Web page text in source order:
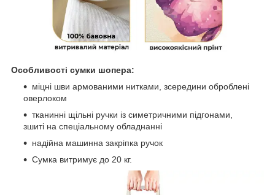
Особливості сумки шопера:
міцні шви армованими нитками, зсередини оброблені
оверлоком
тканинні щільні ручки із симетричними підгонами,
зшиті на спеціальному обладнанні
надійна машинна закріпка ручок
Сумка витримує до 20 кг.